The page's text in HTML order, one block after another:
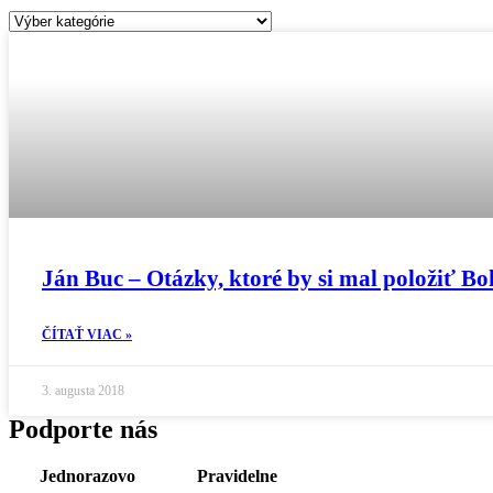
Kategórie
Ján Buc – Otázky, ktoré by si mal položiť
ČÍTAŤ VIAC »
3. augusta 2018
Podporte nás
Jednorazovo Pravidelne